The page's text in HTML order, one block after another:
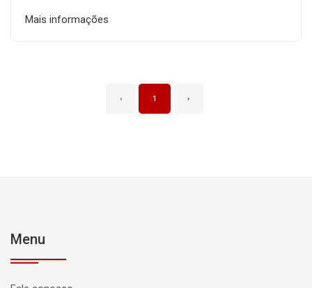
Mais informações
‹ 1 ›
Menu